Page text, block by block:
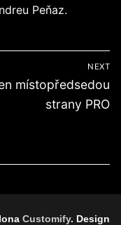
Peňaz.
NEXT
místopředsedou
strany PRO
Customify. Design